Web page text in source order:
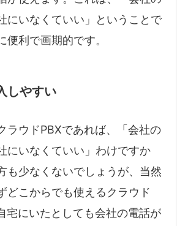
にいなくていい」ということで
利で画期的です。
しやすい
ラウドPBXであれば、「会社の
にいなくていい」わけですか
も少なくないでしょうが、当然
どこからでも使えるクラウド
宅にいたとしても会社の電話が